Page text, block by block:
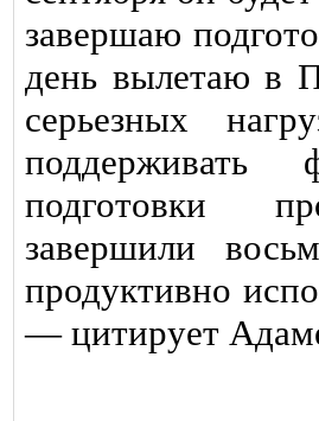
завершаю
день вылетаю в
серьезных
поддерживать
подготовки
завершили
продуктивно
— цитирует